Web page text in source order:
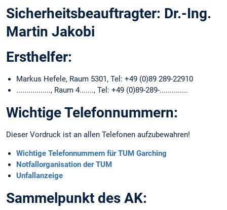
Sicherheitsbeauftragter: Dr.-Ing.
Martin Jakobi
Ersthelfer:
Markus Hefele, Raum 5301, Tel: +49 (0)89 289-22910
................., Raum 4......., Tel: +49 (0)89-289-..............
Wichtige Telefonnummern:
Dieser Vordruck ist an allen Telefonen aufzubewahren!
Wichtige Telefonnummern für TUM Garching
Notfallorganisation der TUM
Unfallanzeige
Sammelpunkt des AK: